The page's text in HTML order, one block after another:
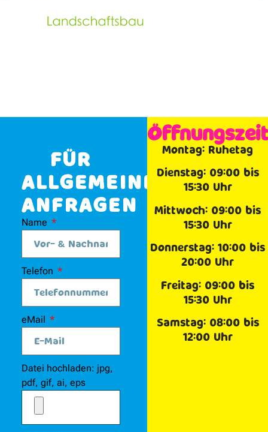
FÜR
ALLGEMEINE
ANFRAGEN
Name
Telefon
eMail
Datei hochladen: jpg,
pdf, gif, ai, eps
Montag: Ruhetag
Dienstag: 09:00 bis
15:30 Uhr
Mittwoch: 09:00 bis
15:30 Uhr
Donnerstag: 10:00 bis
20:00 Uhr
Freitag: 09:00 bis
15:30 Uhr
Samstag: 08:00 bis
12:00 Uhr